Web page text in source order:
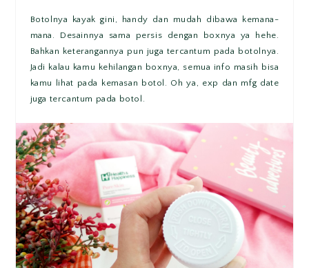
Botolnya kayak gini, handy dan mudah dibawa kemana-
mana. Desainnya sama persis dengan boxnya ya hehe.
Bahkan keterangannya pun juga tercantum pada botolnya.
Jadi kalau kamu kehilangan boxnya, semua info masih bisa
kamu lihat pada kemasan botol. Oh ya, exp dan mfg date
juga tercantum pada botol.